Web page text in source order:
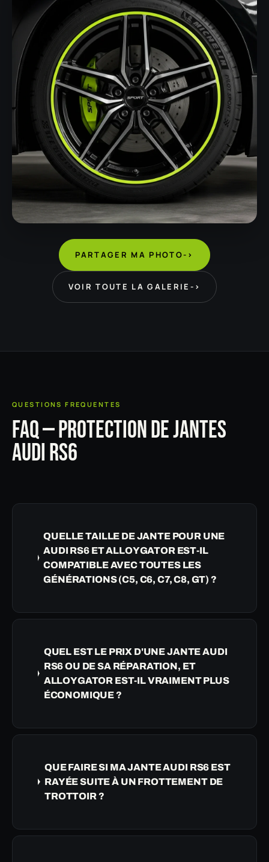
PARTAGER MA PHOTO->
VOIR TOUTE LA GALERIE ->
QUESTIONS FREQUENTES
FAQ — PROTECTION DE JANTES
AUDI RS6
QUELLE TAILLE DE JANTE POUR UNE
AUDI RS6 ET ALLOYGATOR EST-IL
COMPATIBLE AVEC TOUTES LES
GÉNÉRATIONS (C5, C6, C7, C8, GT) ?
QUEL EST LE PRIX D'UNE JANTE AUDI
RS6 OU DE SA RÉPARATION, ET
ALLOYGATOR EST-IL VRAIMENT PLUS
ÉCONOMIQUE ?
QUE FAIRE SI MA JANTE AUDI RS6 EST
RAYÉE SUITE À UN FROTTEMENT DE
TROTTOIR ?